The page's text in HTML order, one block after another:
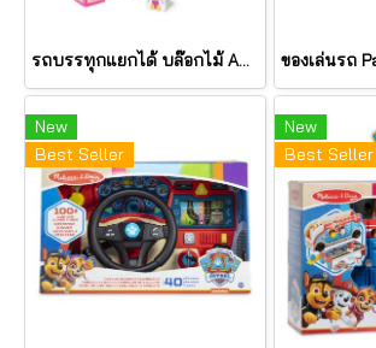
รถบรรทุกแยกได้ บล๊อกไม้ ABC Wooden ABC Block Truck รุ่น 33272 ยี่ห้อ Melissa & Doug
New
Best Seller
New
Best Seller